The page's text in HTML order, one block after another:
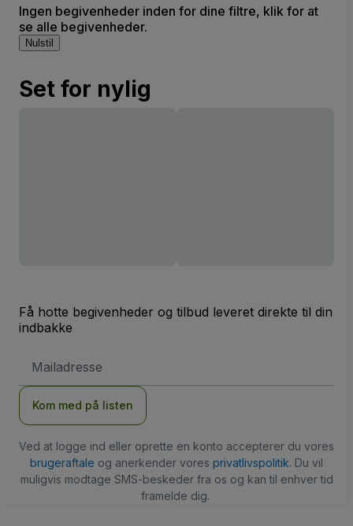
Ingen begivenheder inden for dine filtre, klik for at
se alle begivenheder.
Nulstil
Set for nylig
Få hotte begivenheder og tilbud leveret direkte til din
indbakke
adresse
Kom med på listen
Ved at logge ind eller oprette en konto accepterer du vores
brugeraftale og anerkender vores privatlivspolitik. Du vil
muligvis modtage SMS-beskeder fra os og kan til enhver tid
framelde dig.